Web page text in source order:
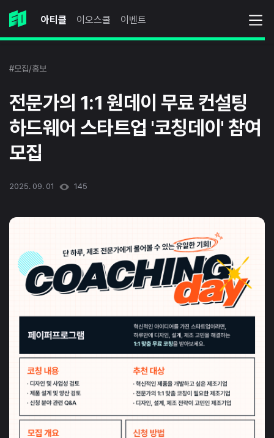
아티클 이오스쿨 이벤트
#모집/홍보
전문가의 1:1 원데이 무료 컨설팅
하드웨어 스타트업 '코칭데이' 참여
모집
2025. 09. 01 145